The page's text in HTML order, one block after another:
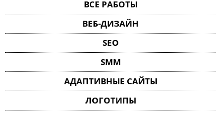
ВСЕ РАБОТЫ
ВЕБ-ДИЗАЙН
SEO
SMM
АДАПТИВНЫЕ САЙТЫ
ЛОГОТИПЫ